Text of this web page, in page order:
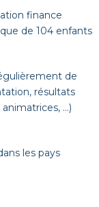
finance
de 104 enfants
de
résultats
…)
les pays